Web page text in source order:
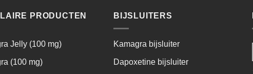
PRODUCTEN
Jelly (100 mg)
(100 mg)
BIJSLUITERS
Kamagra bijsluiter
Dapoxetine bijsluiter